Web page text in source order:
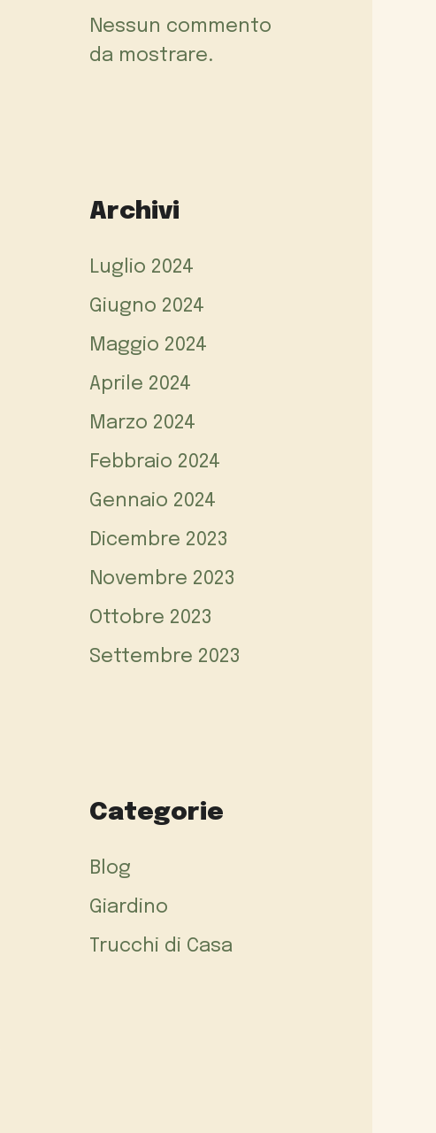
Nessun commento
da mostrare.
Archivi
Luglio 2024
Giugno 2024
Maggio 2024
Aprile 2024
Marzo 2024
Febbraio 2024
Gennaio 2024
Dicembre 2023
Novembre 2023
Ottobre 2023
Settembre 2023
Categorie
Blog
Giardino
Trucchi di Casa